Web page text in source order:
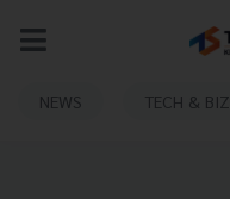
NEWS TECH & BIZ